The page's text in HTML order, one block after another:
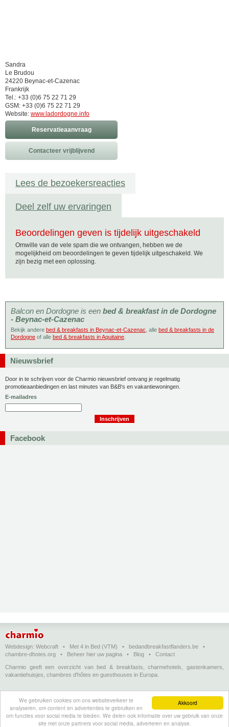
Akkoord
We gebruiken cookies om ons websiteverkeer te
analyseren, om content en advertenties te gebruiken en
om functies voor social media te bieden. We delen ook informatie over uw gebruik van onze
site met onze partners voor social media, adverteren en analyse.
Sandra
Le Brudou
24220 Beynac-et-Cazenac
Frankrijk
Tel.: +33 (0)6 75 22 71 29
GSM: +33 (0)6 75 22 71 29
Website: www.ladordogne.info
Reservatieaanvraag
Contacteer vrijblijvend
Lees de bezoekersreacties
Deel zelf uw ervaringen
Beoordelingen geven is tijdelijk uitgeschakeld
Omwille van de vele spam die we ontvangen, hebben we de
mogelijkheid om beoordelingen te geven tijdelijk uitgeschakeld. We
zijn bezig met een oplossing.
Balcon en Dordogne is een bed & breakfast in de Dordogne
- Beynac-et-Cazenac
Bekijk andere bed & breakfasts in Beynac-et-Cazenac , alle bed & breakfasts in de
Dordogne of alle bed & breakfasts in Aquitaine
Nieuwsbrief
Door in te schrijven voor de Charmio nieuwsbrief ontvang je regelmatig
promotieaanbiedingen en last minutes van B&B's en vakantiewoningen.
E-mailadres
Facebook
Webdesign: Webcraft • Met 4 in Bed (VTM) • bedandbreakfastflanders.be •
chambre-dhotes.org • Beheer hier uw pagina • Blog • Contact
Charmio geeft een overzicht van bed & breakfasts, charmehotels, gastenkamers,
vakantiehuisjes, chambres d'hôtes en guesthouses in Europa.
Bed & breakfasts, charmehotels en vakantiehuizen (in het Nederlands)•Chambres
d'hôtes, hôtels de charme et logements de vacances
(en français) •
Bed &
breakfasts, charming hotels and holiday accommodations
Bed &
Breakfast, Charme-Hotels und Ferienhäuser (auf Deutsch)•Bed & breakfast, hoteles
con encanto y alojamientos turísticos (en Enspañol)